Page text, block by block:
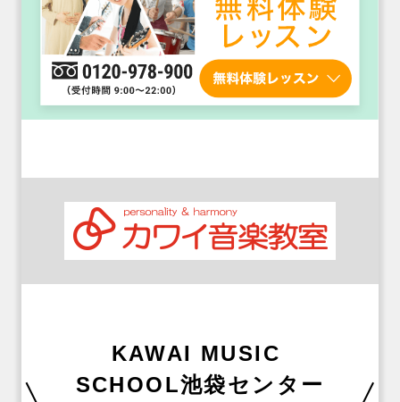
KAWAI MUSIC
SCHOOL池袋センター